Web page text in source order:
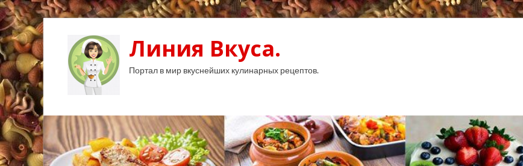
Линия Вкуса.
Портал в мир вкуснейших кулинарных рецептов.